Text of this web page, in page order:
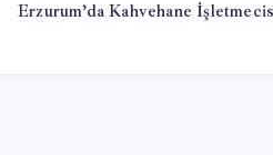
Erzurum’da Kahvehane